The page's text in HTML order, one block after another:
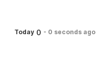
Today 0 - 0 seconds ago